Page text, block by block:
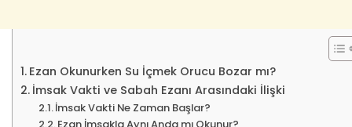
Ezan Okunurken Su İçmek Orucu Bozar mı?
İmsak Vakti ve Sabah Ezanı Arasındaki İlişki
İmsak Vakti Ne Zaman Başlar?